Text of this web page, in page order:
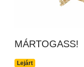
MÁRTOGASS!
Lejárt